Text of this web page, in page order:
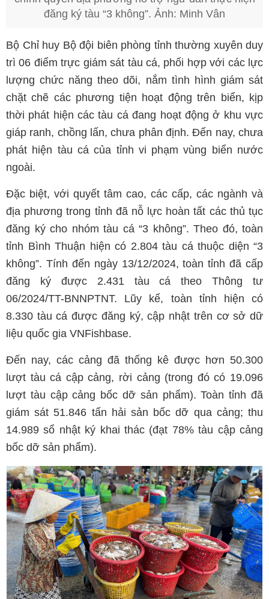
đăng ký tàu “3 không”. Ảnh: Minh Vân
Bộ Chỉ huy Bộ đội biên phòng tỉnh thường xuyên duy
trì 06 điểm trực giám sát tàu cá, phối hợp với các lực
lượng chức năng theo dõi, nắm tình hình giám sát
chặt chẽ các phương tiện hoạt động trên biển, kịp
thời phát hiện các tàu cá đang hoạt động ở khu vực
giáp ranh, chồng lấn, chưa phân định. Đến nay, chưa
phát hiện tàu cá của tỉnh vi phạm vùng biển nước
ngoài.
Đặc biệt, với quyết tâm cao, các cấp, các ngành và
địa phương trong tỉnh đã nỗ lực hoàn tất các thủ tục
đăng ký cho nhóm tàu cá “3 không”. Theo đó, toàn
tỉnh Bình Thuận hiện có 2.804 tàu cá thuộc diện “3
không”. Tính đến ngày 13/12/2024, toàn tỉnh đã cấp
đăng ký được 2.431 tàu cá theo Thông tư
06/2024/TT-BNNPTNT. Lũy kế, toàn tỉnh hiện có
8.330 tàu cá được đăng ký, cập nhật trên cơ sở dữ
liệu quốc gia VNFishbase.
Đến nay, các cảng đã thống kê được hơn 50.300
lượt tàu cá cập cảng, rời cảng (trong đó có 19.096
lượt tàu cập cảng bốc dỡ sản phẩm). Toàn tỉnh đã
giám sát 51.846 tấn hải sản bốc dỡ qua cảng; thu
14.989 sổ nhật ký khai thác (đạt 78% tàu cập cảng
bốc dỡ sản phẩm).